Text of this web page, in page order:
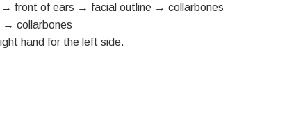
front of ears → facial outline → collarbones
collarbones
hand for the left side.